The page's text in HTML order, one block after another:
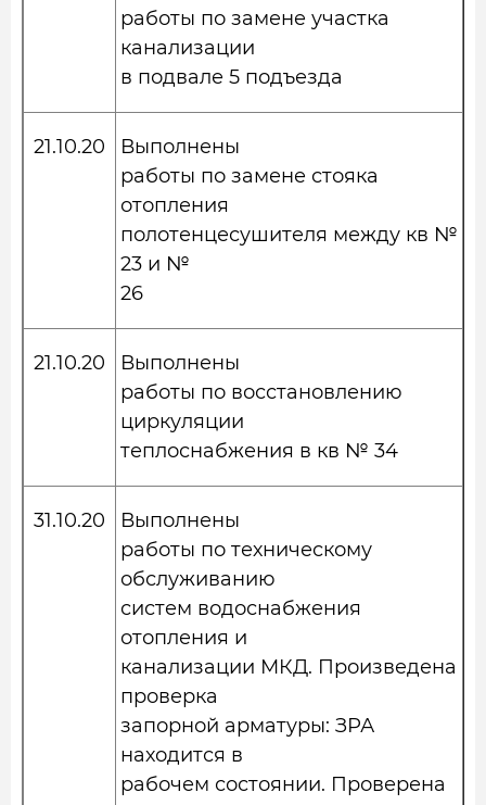
работы по замене участка
канализации
в подвале 5 подъезда
21.10.20
Выполнены
работы по замене стояка
отопления
полотенцесушителя между кв №
23 и №
26
21.10.20
Выполнены
работы по восстановлению
циркуляции
теплоснабжения в кв № 34
31.10.20
Выполнены
работы по техническому
обслуживанию
систем водоснабжения
отопления и
канализации МКД. Произведена
проверка
запорной арматуры: ЗРА
находится в
рабочем состоянии. Проверена